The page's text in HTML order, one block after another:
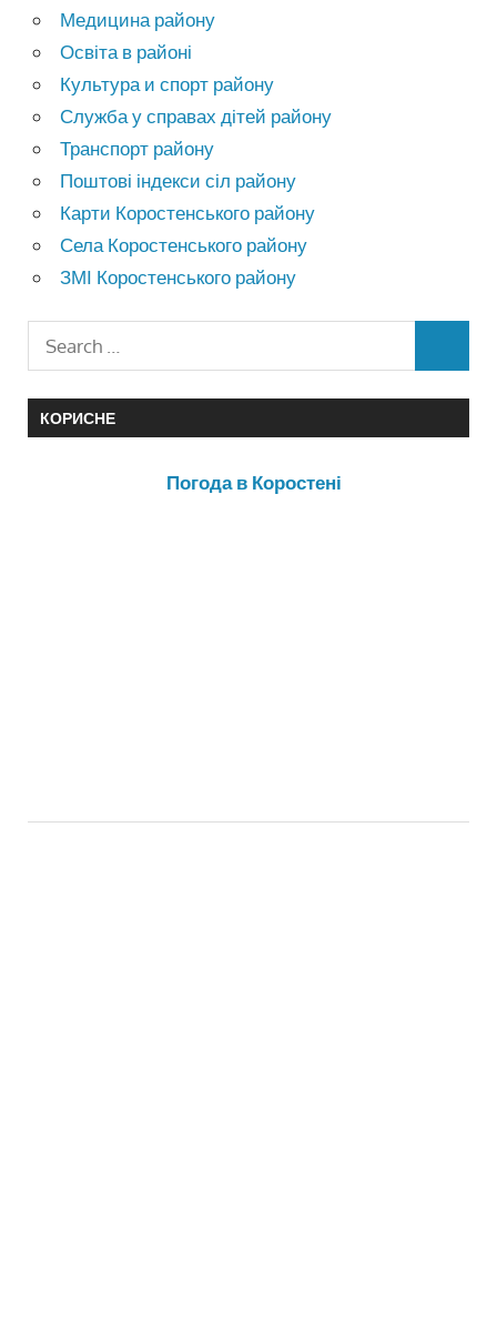
Медицина району
Освіта в районі
Культура и спорт району
Служба у справах дітей району
Транспорт району
Поштові індекси сіл району
Карти Коростенського району
Села Коростенського району
ЗМІ Коростенського району
КОРИСНЕ
Погода в Коростені